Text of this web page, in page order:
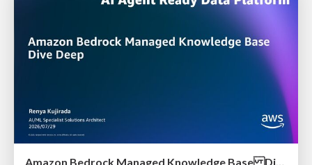
Amazon Bedrock Managed Knowledge Base Dive Deep